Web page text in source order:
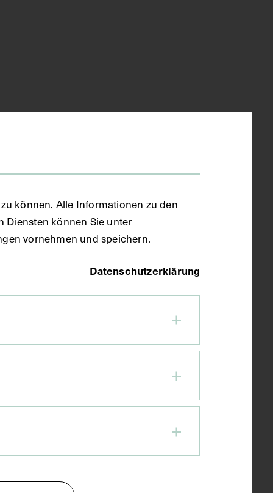
können. Alle Informationen zu den
Diensten können Sie unter
vornehmen und speichern.
Datenschutzerklärung